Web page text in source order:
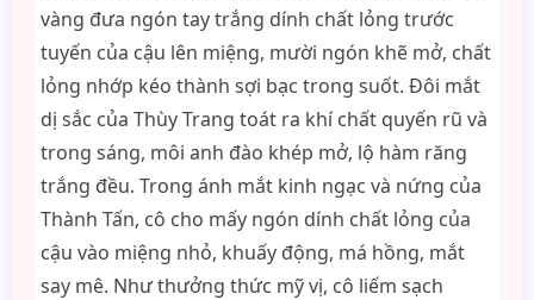
vàng đưa ngón tay trắng dính chất lỏng trước
tuyến của cậu lên miệng, mười ngón khẽ mở, chất
lỏng nhớp kéo thành sợi bạc trong suốt. Đôi mắt
dị sắc của Thùy Trang toát ra khí chất quyến rũ và
trong sáng, môi anh đào khép mở, lộ hàm răng
trắng đều. Trong ánh mắt kinh ngạc và nứng của
Thành Tấn, cô cho mấy ngón dính chất lỏng của
cậu vào miệng nhỏ, khuấy động, má hồng, mắt
say mê. Như thưởng thức mỹ vị, cô liếm sạch